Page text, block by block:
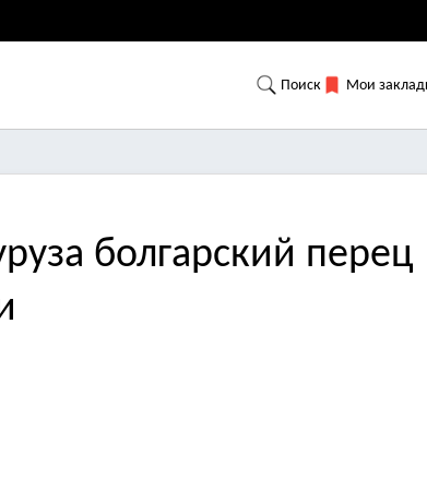
Поиск Мои
болгарский перец